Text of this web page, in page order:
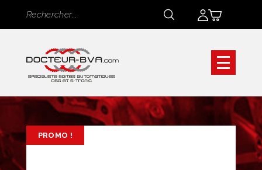
Rechercher
Rechercher
PROMO !